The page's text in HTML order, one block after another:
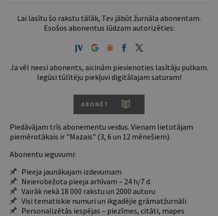
Lai lasītu šo rakstu tālāk, Tev jābūt žurnāla abonentam.
Esošos abonentus lūdzam autorizēties:
Ja vēl neesi abonents, aicinām pievienoties lasītāju pulkam.
Iegūsi tūlītēju piekļuvi digitālajam saturam!
ABONĒT
Piedāvājam trīs abonementu veidus. Vienam lietotājam
piemērotākais ir "Mazais" (3, 6 un 12 mēnešiem).
Abonentu ieguvumi:
Pieeja jaunākajam izdevumam
Neierobežota pieeja arhīvam – 24 h/7 d.
Vairāk nekā 18 000 rakstu un 2000 autoru
Visi tematiskie numuri un ikgadējie grāmatžurnāli
Personalizētās iespējas – piezīmes, citāti, mapes